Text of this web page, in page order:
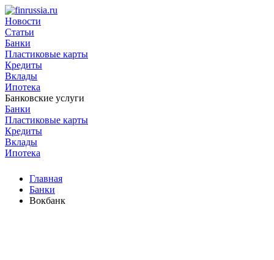
Новости
Статьи
Банки
Пластиковые карты
Кредиты
Вклады
Ипотека
Банковские услуги
Банки
Пластиковые карты
Кредиты
Вклады
Ипотека
Главная
Банки
Вокбанк